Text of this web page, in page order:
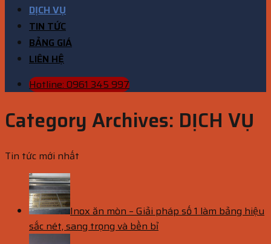
DỊCH VỤ
TIN TỨC
BẢNG GIÁ
LIÊN HỆ
Hotline: 0961 345 997
Category Archives: DỊCH VỤ
Tin tức mới nhất
Inox ăn mòn – Giải pháp số 1 làm bảng hiệu
sắc nét, sang trọng và bền bỉ